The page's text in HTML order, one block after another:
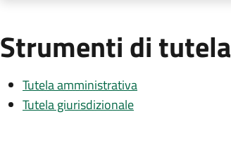
Strumenti di tutela
Tutela amministrativa
Tutela giurisdizionale